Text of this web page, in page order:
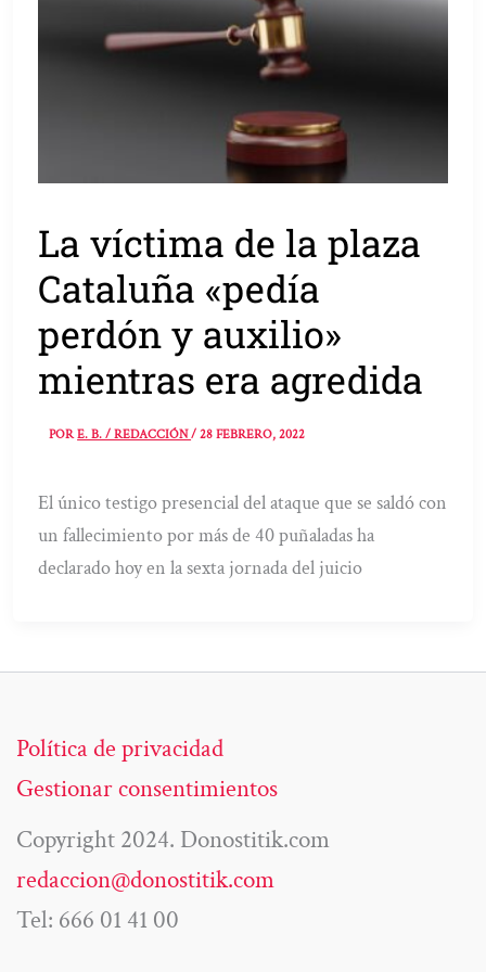
La víctima de la plaza
Cataluña «pedía
perdón y auxilio»
mientras era agredida
PORE. B. / REDACCIÓN/28 FEBRERO, 2022
El único testigo presencial del ataque que se saldó con
un fallecimiento por más de 40 puñaladas ha
declarado hoy en la sexta jornada del juicio
Política de privacidad
Gestionar consentimientos
Copyright 2024. Donostitik.com
redaccion@donostitik.com
Tel: 666 01 41 00